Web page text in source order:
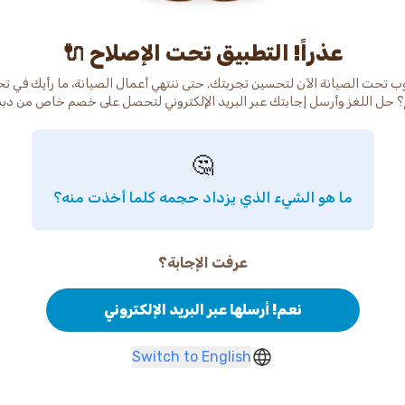
عذراً! التطبيق تحت الإصلاح 🔌
تحت الصيانة الآن لتحسين تجربتك. حتى ننتهي أعمال الصيانة، ما رأيك في
حل اللغز وأرسل إجابتك عبر البريد الإلكتروني لتحصل على خصم خاص من
🤔
ما هو الشيء الذي يزداد حجمه كلما أخذت منه؟
عرفت الإجابة؟
نعم! أرسلها عبر البريد الإلكتروني
Switch to English